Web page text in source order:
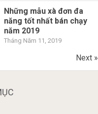
Những mẫu xà đơn đa
năng tốt nhất bán chạy
năm 2019
Tháng Năm 11, 2019
Next »